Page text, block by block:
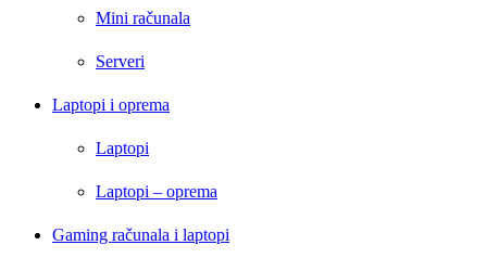
Mini računala
Serveri
Laptopi i oprema
Laptopi
Laptopi – oprema
Gaming računala i laptopi